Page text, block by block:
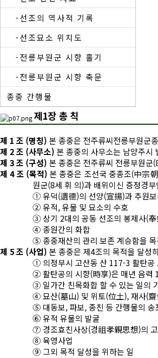
-선조의 역사적 기록
-선조묘소 위치도
-전릉부원군 시향 홀기
-전릉부원군 시향 축문
종중 간행물
제1장 총 칙
제 1 조 (명칭) 본 종중은 전주류씨전릉부원
제 2 조 (사무소) 본 종중의 사무소는 남양주
제 3 조 (구성) 본 종중은 전주류씨 전릉부원
제 4 조 (목적) 본 종중은 조선국 중종조(中宗
원군(8세 휘 의)과 배위이신 증정경
① 유덕(遺德)의 선양(宣揚)과 추원
② 유적, 유물 및 묘소의 수호
③ 상기 2대의 공동 선조의 봉제사(
④ 종원간의 화합
⑤ 종중재산의 관리 보존 계승함을
제 5 조 (사업) 본 종중은 제4조의 목적을 달성
① 의정부시 고산동 산 117-3 활탄공
② 활탄공의 시향(時享)은 매년 음력
③ 일가간 친목화합 할 수 있는 일의
④ 묘산(墓山) 및 위토(位土), 재사(
⑤ 대동보, 파보, 종친 등 간행물의 송
⑥ 유적 유물의 발굴
⑦ 경조효친사상(경祖孝親思想)의
⑧ 육영사업
⑨ 그외 목적 달성을 위하는 일